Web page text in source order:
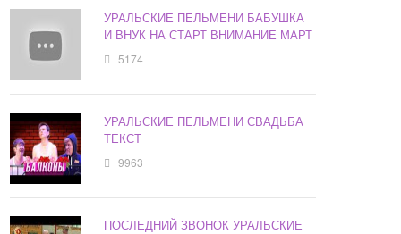
УРАЛЬСКИЕ ПЕЛЬМЕНИ БАБУШКА
И ВНУК НА СТАРТ ВНИМАНИЕ МАРТ
5174
УРАЛЬСКИЕ ПЕЛЬМЕНИ СВАДЬБА
ТЕКСТ
9963
ПОСЛЕДНИЙ ЗВОНОК УРАЛЬСКИЕ